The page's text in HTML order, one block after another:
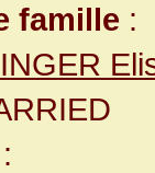
famille :
: